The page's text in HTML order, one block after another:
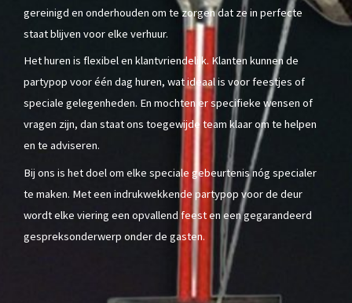
gereinigd en onderhouden om te zorgen dat ze in perfecte
staat blijven voor elke verhuur.
Het huren is flexibel en klantvriendelijk. Klanten kunnen de
partypop voor één dag huren, wat ideaal is voor feestjes of
speciale gelegenheden. En mochten er specifieke wensen of
vragen zijn, dan staat ons toegewijde team klaar om te helpen
en te adviseren.
Bij ons is het doel om elke speciale gebeurtenis nóg specialer
te maken. Met een indrukwekkende partypop voor de deur
wordt elke viering een opvallend feest en een gegarandeerd
gespreksonderwerp onder de gasten.